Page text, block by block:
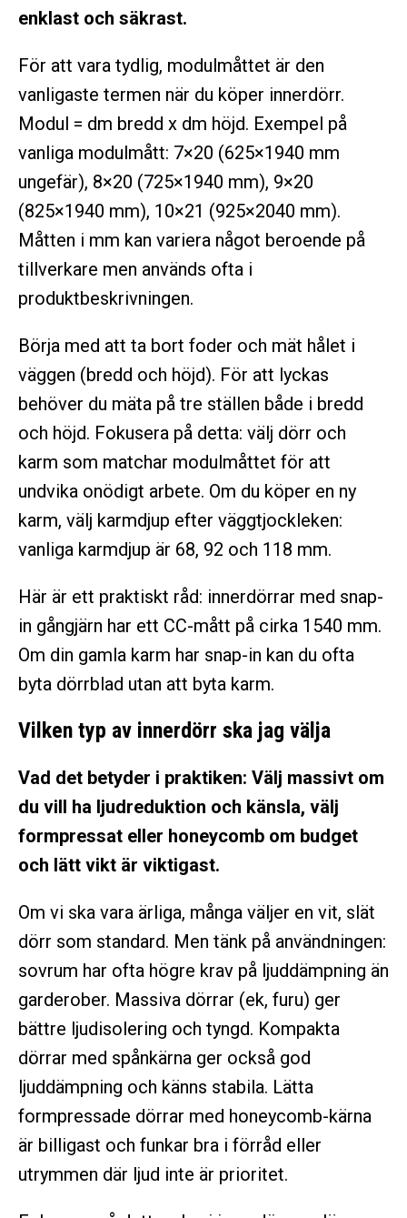
enklast och säkrast.
För att vara tydlig, modulmåttet är den
vanligaste termen när du köper innerdörr.
Modul = dm bredd x dm höjd. Exempel på
vanliga modulmått: 7×20 (625×1940 mm
ungefär), 8×20 (725×1940 mm), 9×20
(825×1940 mm), 10×21 (925×2040 mm).
Måtten i mm kan variera något beroende på
tillverkare men används ofta i
produktbeskrivningen.
Börja med att ta bort foder och mät hålet i
väggen (bredd och höjd). För att lyckas
behöver du mäta på tre ställen både i bredd
och höjd. Fokusera på detta: välj dörr och
karm som matchar modulmåttet för att
undvika onödigt arbete. Om du köper en ny
karm, välj karmdjup efter väggtjockleken:
vanliga karmdjup är 68, 92 och 118 mm.
Här är ett praktiskt råd: innerdörrar med snap-
in gångjärn har ett CC-mått på cirka 1540 mm.
Om din gamla karm har snap-in kan du ofta
byta dörrblad utan att byta karm.
Vilken typ av innerdörr ska jag välja
Vad det betyder i praktiken: Välj massivt om
du vill ha ljudreduktion och känsla, välj
formpressat eller honeycomb om budget
och lätt vikt är viktigast.
Om vi ska vara ärliga, många väljer en vit, slät
dörr som standard. Men tänk på användningen:
sovrum har ofta högre krav på ljuddämpning än
garderober. Massiva dörrar (ek, furu) ger
bättre ljudisolering och tyngd. Kompakta
dörrar med spånkärna ger också god
ljuddämpning och känns stabila. Lätta
formpressade dörrar med honeycomb-kärna
är billigast och funkar bra i förråd eller
utrymmen där ljud inte är prioritet.